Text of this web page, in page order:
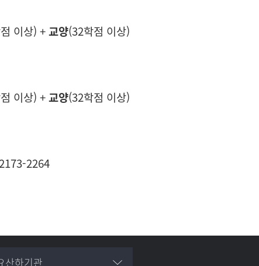
이상) +교양(32학점 이상)
이상) +교양(32학점 이상)
2264
산하기관